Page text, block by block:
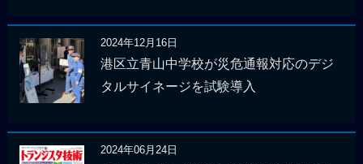
2024年12月16日
港区立青山中学校が災危通報対応のデジ
タルサイネージを試験導入
2024年06月24日